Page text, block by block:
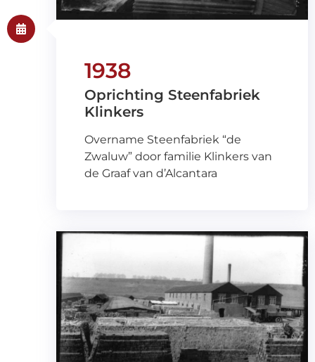
1938
Oprichting Steenfabriek
Klinkers
Overname Steenfabriek “de
Zwaluw” door familie Klinkers van
de Graaf van d’Alcantara